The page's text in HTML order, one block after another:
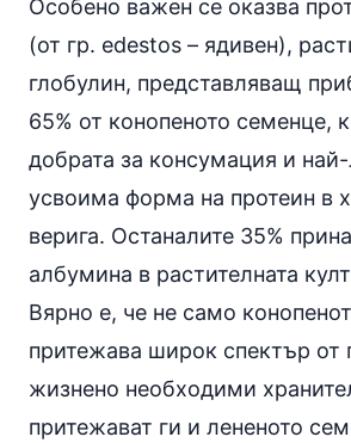
Особено важен се оказва
(от гр. edestos – ядивен),
глобулин, представляващ
65% от конопеното семенце,
добрата за консумация и
усвоима форма на протеин в
верига. Останалите 35%
албумина в растителната
Вярно е, че не само
притежава широк спектър от
жизнено необходими
притежават ги и лененото